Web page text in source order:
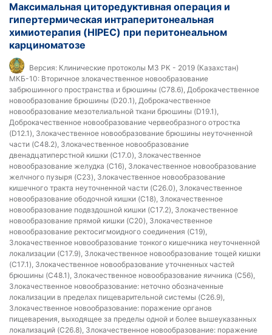
Максимальная циторедуктивная операция и
гипертермическая интраперитонеальная
химиотерапия (HIPEC) при перитонеальном
карциноматозе
Версия: Клинические протоколы МЗ РК - 2019 (Казахстан)
МКБ-10: Вторичное злокачественное новообразование
забрюшинного пространства и брюшины (C78.6), Доброкачественное
новообразование брюшины (D20.1), Доброкачественное
новообразование мезотелиальной ткани брюшины (D19.1),
Доброкачественное новообразование червеобразного отростка
(D12.1), Злокачественное новообразование брюшины неуточненной
части (C48.2), Злокачественное новообразование
двенадцатиперстной кишки (C17.0), Злокачественное
новообразование желудка (C16), Злокачественное новообразование
желчного пузыря (C23), Злокачественное новообразование
кишечного тракта неуточненной части (C26.0), Злокачественное
новообразование ободочной кишки (C18), Злокачественное
новообразование подвздошной кишки (C17.2), Злокачественное
новообразование прямой кишки (C20), Злокачественное
новообразование ректосигмоидного соединения (C19),
Злокачественное новообразование тонкого кишечника неуточненной
локализации (C17.9), Злокачественное новообразование тощей кишки
(C17.1), Злокачественное новообразование уточненных частей
брюшины (C48.1), Злокачественное новообразование яичника (C56),
Злокачественное новообразование: неточно обозначенные
локализации в пределах пищеварительной системы (C26.9),
Злокачественное новообразование: поражение органов
пищеварения, выходящее за пределы одной и более вышеуказанных
локализаций (C26.8), Злокачественное новообразование: поражение